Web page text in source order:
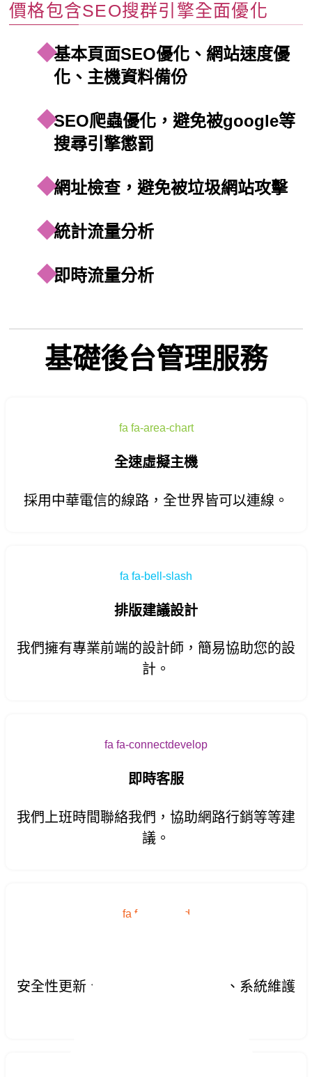
價格包含SEO搜群引擎全面優化
基本頁面SEO優化、網站速度優
化、主機資料備份
SEO爬蟲優化，避免被google等
搜尋引擎懲罰
網址檢查，避免被垃圾網站攻擊
統計流量分析
即時流量分析
基礎後台管理服務
fa fa-area-chart
全速虛擬主機
採用中華電信的線路，全世界皆可以連線。
fa fa-bell-slash
排版建議設計
我們擁有專業前端的設計師，簡易協助您的設
計。
fa fa-connectdevelop
即時客服
我們上班時間聯絡我們，協助網路行銷等等建
議。
fa fa-diamond
安全性更新、組件更新、模組更新、系統維護